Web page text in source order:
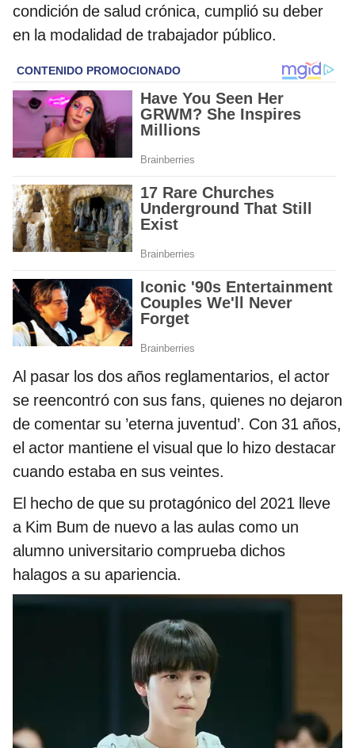
condición de salud crónica, cumplió su deber
en la modalidad de trabajador público.
Al pasar los dos años reglamentarios, el actor
se reencontró con sus fans, quienes no dejaron
de comentar su ’eterna juventud’. Con 31 años,
el actor mantiene el visual que lo hizo destacar
cuando estaba en sus veintes.
El hecho de que su protagónico del 2021 lleve
a Kim Bum de nuevo a las aulas como un
alumno universitario comprueba dichos
halagos a su apariencia.